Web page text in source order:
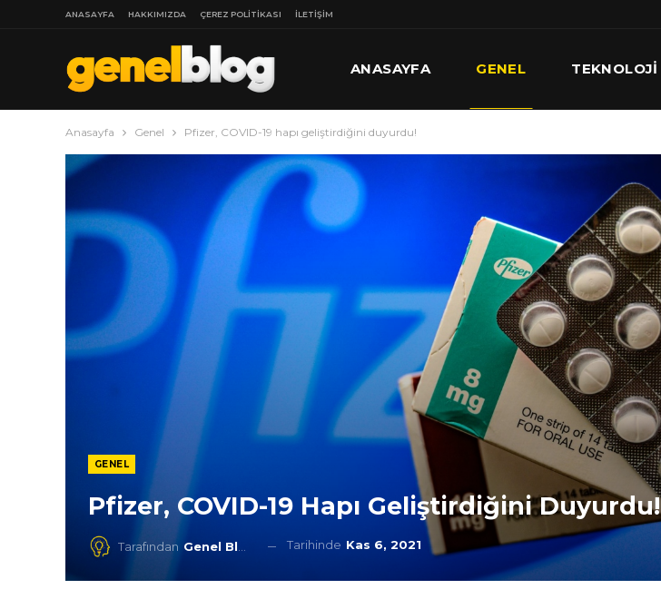
ANASAYFA HAKKIMIZDA ÇEREZ POLITIKASI İLETIŞIM
ANASAYFA GENEL TEKNOLOJI
Anasayfa Genel Pfizer, COVID-19 hapı geliştirdiğini duyurdu!
GENEL
Pfizer, COVID-19 Hapı Geliştirdiğini Duyurdu!
Tarafından Genel Blog Tarihinde Kas 6, 2021